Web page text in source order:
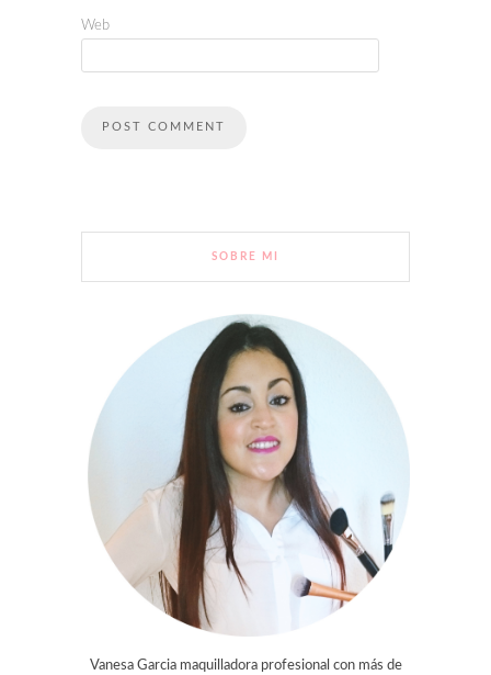
Web
SOBRE MI
Vanesa Garcia maquilladora profesional con más de